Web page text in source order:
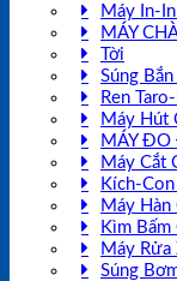
Máy In-
MÁY
Tời
Súng
Ren
Máy Hút
MÁY ĐO
Máy Cắt
Kích-
Máy
Kìm Bấm
Máy Rửa
Súng